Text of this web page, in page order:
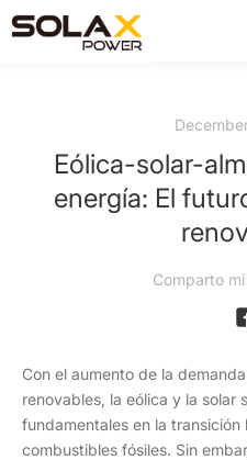
Eólica-solar-
energía: El
Comparto
Con el aumento de la
renovables, la eólica y la solar
fundamentales en la
combustibles fósiles. Sin